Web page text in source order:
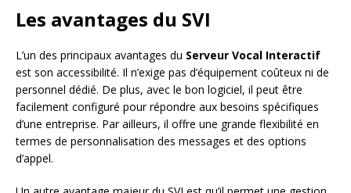
Les avantages du SVI
L’un des principaux avantages du Serveur Vocal Interactif
est son accessibilité. Il n’exige pas d’équipement coûteux ni de
personnel dédié. De plus, avec le bon logiciel, il peut être
facilement configuré pour répondre aux besoins spécifiques
d’une entreprise. Par ailleurs, il offre une grande flexibilité en
termes de personnalisation des messages et des options
d’appel.